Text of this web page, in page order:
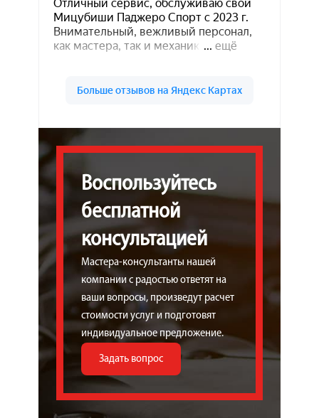
Воспользуйтесь
бесплатной
консультацией
Мастера-консультанты нашей
компании с радостью ответят на
ваши вопросы, произведут расчет
стоимости услуг и подготовят
индивидуальное предложение.
Задать вопрос